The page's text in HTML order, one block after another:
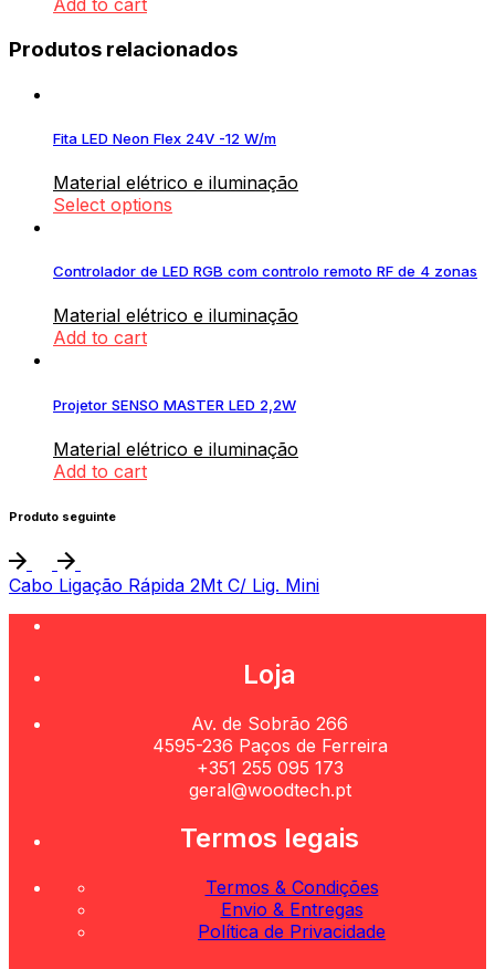
Add to cart
Produtos relacionados
Fita LED Neon Flex 24V -12 W/m
Material elétrico e iluminação
Select options
Controlador de LED RGB com controlo remoto RF de 4 zonas
Material elétrico e iluminação
Add to cart
Projetor SENSO MASTER LED 2,2W
Material elétrico e iluminação
Add to cart
Produto seguinte
Cabo Ligação Rápida 2Mt C/ Lig. Mini
Loja
Av. de Sobrão 266
4595-236 Paços de Ferreira
+351 255 095 173
geral@woodtech.pt
Termos legais
Termos & Condições
Envio & Entregas
Política de Privacidade